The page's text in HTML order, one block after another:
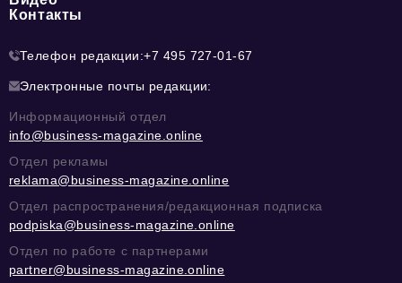
Контакты
Телефон редакции:+7 495 727-01-67
Электронные почты редакции:
Информационный отдел
info@business-magazine.online
Отдел рекламы
reklama@business-magazine.online
Отдел распространения/редакционная подписка
podpiska@business-magazine.online
Отдел по работе с партнерами
partner@business-magazine.online